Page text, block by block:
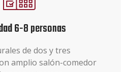
6-8 personas
de dos y tres
amplio salón-comedor